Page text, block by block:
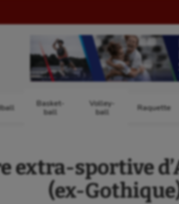
Basket-
ball
Volley-
ball
Raquette
extra-sportive
(ex-